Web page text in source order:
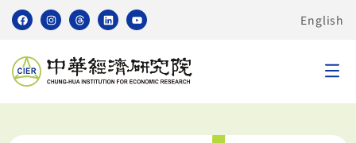
English